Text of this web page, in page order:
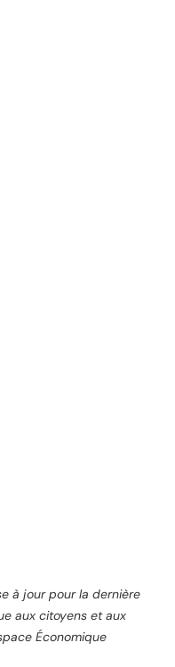
à jour pour la dernière
aux citoyens et aux
Économique